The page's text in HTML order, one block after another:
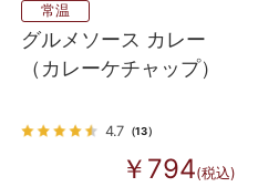
常温
グルメソース カレー
（カレーケチャップ）
4.7 （13）
￥794(税込)